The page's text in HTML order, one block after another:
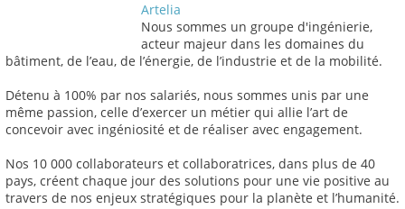
Artelia
Nous sommes un groupe d'ingénierie,
acteur majeur dans les domaines du
bâtiment, de l’eau, de l’énergie, de l’industrie et de la mobilité.
Détenu à 100% par nos salariés, nous sommes unis par une
même passion, celle d’exercer un métier qui allie l’art de
concevoir avec ingéniosité et de réaliser avec engagement.
Nos 10 000 collaborateurs et collaboratrices, dans plus de 40
pays, créent chaque jour des solutions pour une vie positive au
travers de nos enjeux stratégiques pour la planète et l’humanité.